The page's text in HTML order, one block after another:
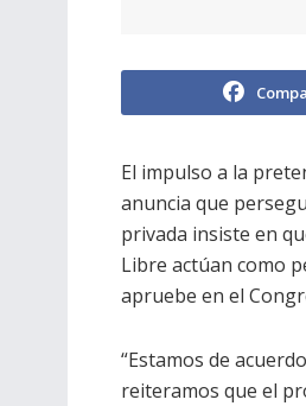
El impulso a la
anuncia que
privada insiste en
Libre actúan como
apruebe en el
“Estamos de
reiteramos que el